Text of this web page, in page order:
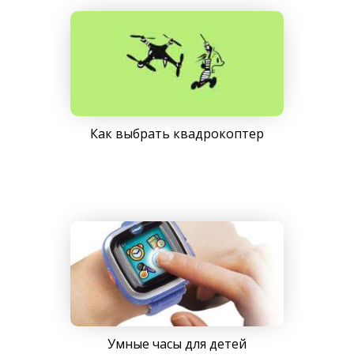
Как выбрать квадрокоптер
Умные часы для детей